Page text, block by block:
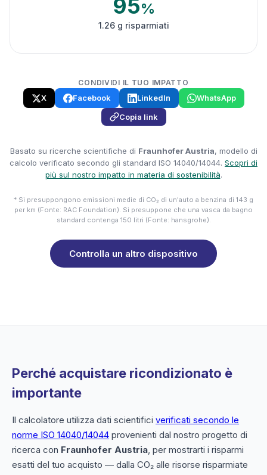
95%
1.26 g risparmiati
CONDIVIDI IL TUO IMPATTO
X Facebook LinkedIn
WhatsApp
Copia link
Basato su ricerche scientifiche di Fraunhofer Austria, modello di
calcolo verificato secondo gli standard ISO 14040/14044. Scopri di
più sul nostro impatto in materia di sostenibilità.
* Si presuppongono emissioni medie di CO₂ di un'auto a benzina di 143 g
per km (Fonte: RAC Foundation). Si presuppone che una vasca da bagno
standard contenga 150 litri (Fonte: hansgrohe).
Controlla un altro dispositivo
Perché acquistare ricondizionato è
importante
Il calcolatore utilizza dati scientifici verificati secondo le
norme ISO 14040/14044 provenienti dal nostro progetto di
ricerca con Fraunhofer Austria, per mostrarti i risparmi
esatti del tuo acquisto — dalla CO₂ alle risorse risparmiate